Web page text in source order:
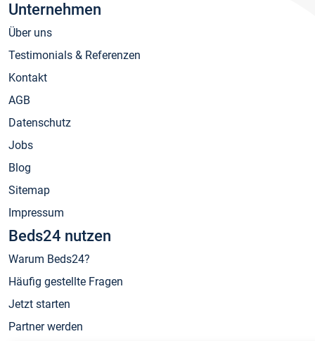
Unternehmen
Über uns
Testimonials & Referenzen
Kontakt
AGB
Datenschutz
Jobs
Blog
Sitemap
Impressum
Beds24 nutzen
Warum Beds24?
Häufig gestellte Fragen
Jetzt starten
Partner werden